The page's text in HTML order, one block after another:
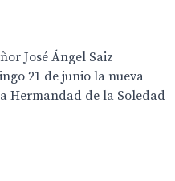
José Ángel Saiz
21 de junio la nueva
Hermandad de la Soledad